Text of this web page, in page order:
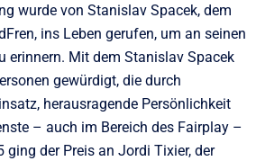
wurde von Stanislav Spacek, dem
ins Leben gerufen, um an seinen
erinnern. Mit dem Stanislav Spacek
gewürdigt, die durch
herausragende Persönlichkeit
– auch im Bereich des Fairplay –
der Preis an Jordi Tixier, der